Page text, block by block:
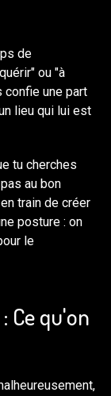
de
ou "à
confie une part
lieu qui lui est
tu cherches
au bon
train de créer
posture : on
le
Ce qu'on